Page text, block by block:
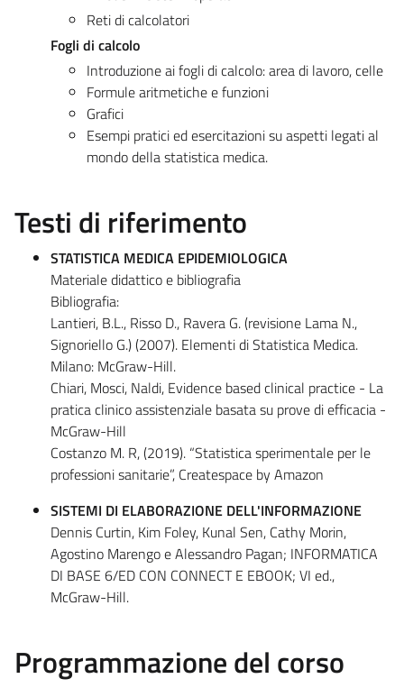
Reti di calcolatori
Fogli di calcolo
Introduzione ai fogli di calcolo: area di lavoro, celle
Formule aritmetiche e funzioni
Grafici
Esempi pratici ed esercitazioni su aspetti legati al
mondo della statistica medica.
Testi di riferimento
STATISTICA MEDICA EPIDEMIOLOGICA
Materiale didattico e bibliografia
Bibliografia:
Lantieri, B.L., Risso D., Ravera G. (revisione Lama N.,
Signoriello G.) (2007). Elementi di Statistica Medica.
Milano: McGraw-Hill.
Chiari, Mosci, Naldi, Evidence based clinical practice - La
pratica clinico assistenziale basata su prove di efficacia -
McGraw-Hill
Costanzo M. R, (2019). “Statistica sperimentale per le
professioni sanitarie”, Createspace by Amazon
SISTEMI DI ELABORAZIONE DELL'INFORMAZIONE
Dennis Curtin, Kim Foley, Kunal Sen, Cathy Morin,
Agostino Marengo e Alessandro Pagan; INFORMATICA
DI BASE 6/ED CON CONNECT E EBOOK; VI ed.,
McGraw-Hill.
Programmazione del corso